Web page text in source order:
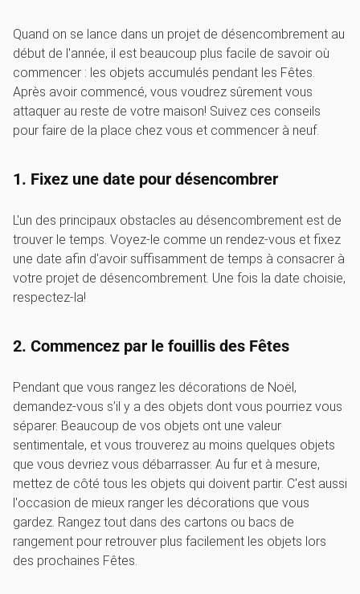
Quand on se lance dans un projet de désencombrement au
début de l'année, il est beaucoup plus facile de savoir où
commencer : les objets accumulés pendant les Fêtes.
Après avoir commencé, vous voudrez sûrement vous
attaquer au reste de votre maison! Suivez ces conseils
pour faire de la place chez vous et commencer à neuf.
1. Fixez une date pour désencombrer
L'un des principaux obstacles au désencombrement est de
trouver le temps. Voyez-le comme un rendez-vous et fixez
une date afin d'avoir suffisamment de temps à consacrer à
votre projet de désencombrement. Une fois la date choisie,
respectez-la!
2. Commencez par le fouillis des Fêtes
Pendant que vous rangez les décorations de Noël,
demandez-vous s’il y a des objets dont vous pourriez vous
séparer. Beaucoup de vos objets ont une valeur
sentimentale, et vous trouverez au moins quelques objets
que vous devriez vous débarrasser. Au fur et à mesure,
mettez de côté tous les objets qui doivent partir. C'est aussi
l'occasion de mieux ranger les décorations que vous
gardez. Rangez tout dans des cartons ou bacs de
rangement pour retrouver plus facilement les objets lors
des prochaines Fêtes.